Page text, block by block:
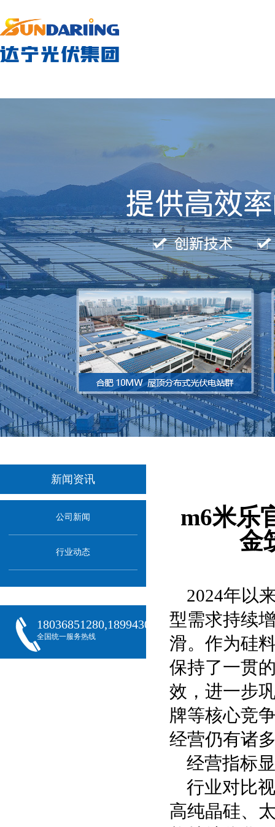
新闻资讯
公司新闻
行业动态
18036851280,18994301288,18068407382
全国统一服务热线
m6米乐
金
2024年以
型需求持续
滑。作为硅
保持了一贯
效，进一步
牌等核心竞
经营仍有诸
经营指标
行业对比
高纯晶硅、